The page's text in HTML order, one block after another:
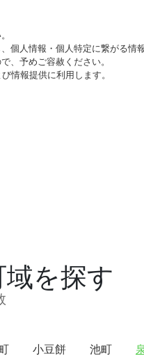
個人情報・個人特定に繋がる情
、予めご容赦ください。
情報提供に利用します。
を探す
小豆餅 池町